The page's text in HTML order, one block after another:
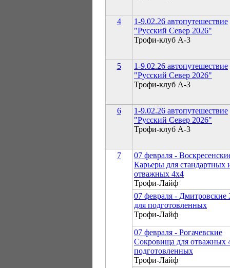
4
1-9.02.26 автопутешествие
"Русский Север 2026"
Трофи-клуб А-3
5
1-9.02.26 автопутешествие
"Русский Север 2026"
Трофи-клуб А-3
6
1-9.02.26 автопутешествие
"Русский Север 2026"
Трофи-клуб А-3
7
07 февраля -
Карьеры для стандартных
отважных 4х4
Трофи-Лайф
07 февраля -
для подготовленных
Трофи-Лайф
07 февраля - Рогачевские
Сокровища для отважных
подготовленных
Трофи-Лайф